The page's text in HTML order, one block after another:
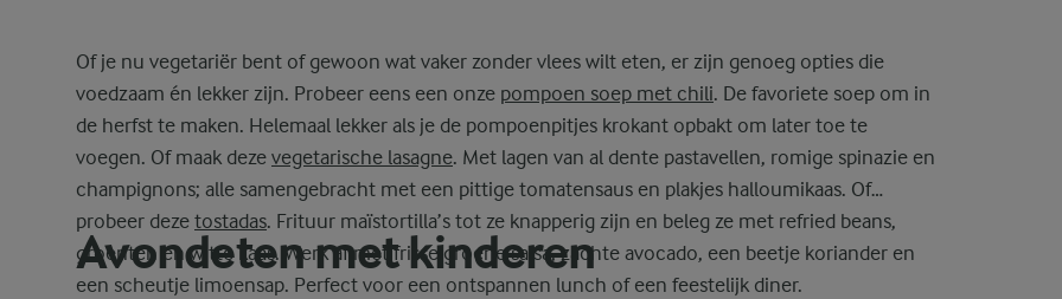
Of je nu vegetariër bent of gewoon wat vaker zonder vlees wilt eten, er zijn genoeg opties die
voedzaam én lekker zijn. Probeer eens een onze pompoen soep met chili. De favoriete soep om in
de herfst te maken. Helemaal lekker als je de pompoenpitjes krokant opbakt om later toe te
voegen. Of maak deze vegetarische lasagne. Met lagen van al dente pastavellen, romige spinazie en
champignons; alle samengebracht met een pittige tomatensaus en plakjes halloumikaas. Of
probeer deze tostadas. Frituur maïstortilla’s tot ze knapperig zijn en beleg ze met refried beans,
groenten en witte kaas. Werk af met frisse groene salsa, zachte avocado, een beetje koriander en
een scheutje limoensap. Perfect voor een ontspannen lunch of een feestelijk diner.
Avondeten met kinderen